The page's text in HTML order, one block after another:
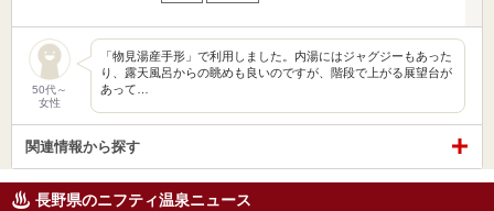
50代～
女性
「物見湯産手形」で利用しました。内湯にはジャグジーもあった
り、露天風呂からの眺めも良いのですが、階段で上がる展望台が
あって…
関連情報から探す
長野県のニフティ温泉ニュース